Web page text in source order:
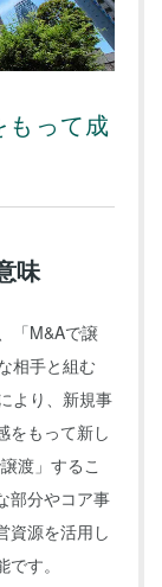
もって成
味
「M&Aで譲
相手と組む
より、新規事
をもって新し
渡」するこ
部分やコア事
資源を活用し
す。